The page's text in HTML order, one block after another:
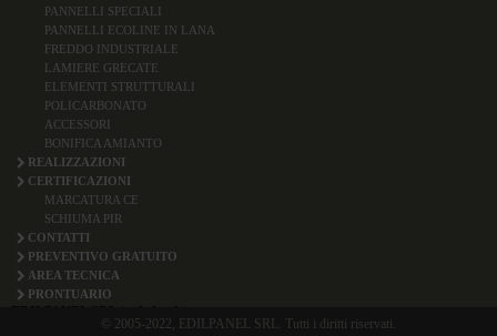
PANNELLI SPECIALI
PANNELLI ECOLINE IN LANA
FREDDO INDUSTRIALE
LAMIERE GRECATE
ELEMENTI STRUTTURALI
POLICARBONATO
ACCESSORI
BONIFICA AMIANTO
REALIZZAZIONI
CERTIFICAZIONI
MARCATURA CE
SCHIUMA PIR
CONTATTI
PREVENTIVO GRATUITO
AREA TECNICA
PRONTUARIO
EDILPANEL SRL (sede legale)
© 2005-2022, EDILPANEL SRL. Tutti i diritti riservati.